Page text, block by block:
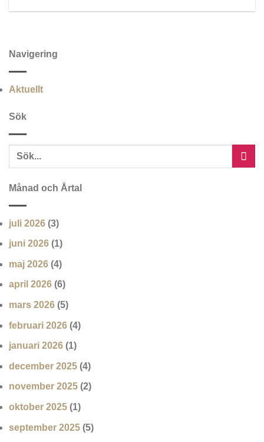
Navigering
Aktuellt
Sök
Månad och Årtal
juli 2026 (3)
juni 2026 (1)
maj 2026 (4)
april 2026 (6)
mars 2026 (5)
februari 2026 (4)
januari 2026 (1)
december 2025 (4)
november 2025 (2)
oktober 2025 (1)
september 2025 (5)